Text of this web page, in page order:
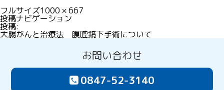
フルサイズ1000 × 667
投稿ナビゲーション
投稿:
大腸がんと治療法 腹腔鏡下手術について
お問い合わせ
0847-52-3140